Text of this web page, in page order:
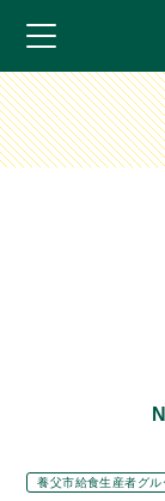
養父市給食生産者グル